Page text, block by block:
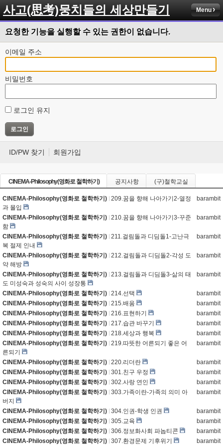
사고(思考)뭉치들의 세상만들기 Menu
요청한 기능을 실행할 수 있는 권한이 없습니다.
이메일 주소
비밀번호
로그인 유지
ID/PW 찾기 회원가입
CINEMA-Philosophy(영화로 철학하기) 공지사항 (구)철학교실
CINEMA-Philosophy(영화로 철학하기) 209.꿈을 향해 나아가기2-열정
과 몰입
barambit
CINEMA-Philosophy(영화로 철학하기) 210.꿈을 향해 나아가기3-꾸준
함
barambit
CINEMA-Philosophy(영화로 철학하기) 211.걸림돌과 디딤돌1-고난극
복 절제 인내
barambit
CINEMA-Philosophy(영화로 철학하기) 212.걸림돌과 디딤돌2-각성 도
약 해방
barambit
CINEMA-Philosophy(영화로 철학하기) 213.걸림돌과 디딤돌3-삶의 태
도 미성숙과 성숙의 사이 성장통
barambit
CINEMA-Philosophy(영화로 철학하기) 214.선택
barambit
CINEMA-Philosophy(영화로 철학하기) 215.배움
barambit
CINEMA-Philosophy(영화로 철학하기) 216.표현하기
barambit
CINEMA-Philosophy(영화로 철학하기) 217.습관 바꾸기
barambit
CINEMA-Philosophy(영화로 철학하기) 218.세상과 행복
barambit
CINEMA-Philosophy(영화로 철학하기) 219.따뜻한 어른되기 좋은 어
른되기
barambit
CINEMA-Philosophy(영화로 철학하기) 220.리더란
barambit
CINEMA-Philosophy(영화로 철학하기) 301.친구 우정
barambit
CINEMA-Philosophy(영화로 철학하기) 302.사랑 연인
barambit
CINEMA-Philosophy(영화로 철학하기) 303.가족이란-가족의 의미 아
버지
barambit
CINEMA-Philosophy(영화로 철학하기) 304.인권-학생 인권
barambit
CINEMA-Philosophy(영화로 철학하기) 305.교육
barambit
CINEMA-Philosophy(영화로 철학하기) 306.정보화사회 파놉티콘
barambit
CINEMA-Philosophy(영화로 철학하기) 307.환경문제 기후위기 barambit